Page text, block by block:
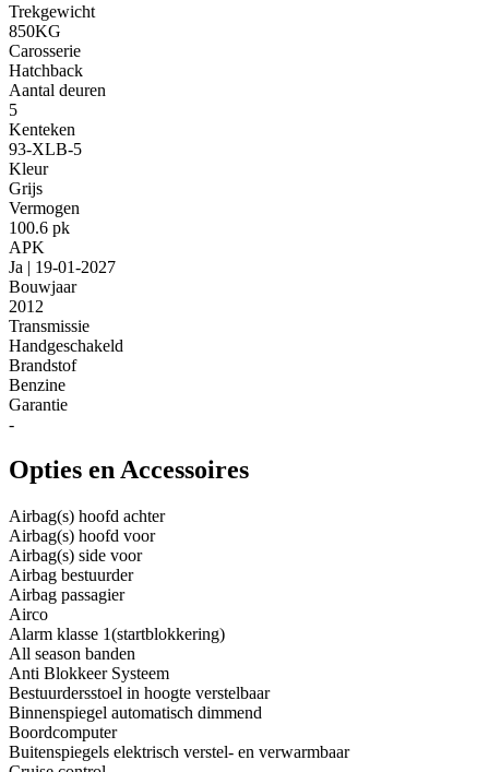
Trekgewicht
850KG
Carosserie
Hatchback
Aantal deuren
5
Kenteken
93-XLB-5
Kleur
Grijs
Vermogen
100.6 pk
APK
Ja | 19-01-2027
Bouwjaar
2012
Transmissie
Handgeschakeld
Brandstof
Benzine
Garantie
-
Opties en Accessoires
Airbag(s) hoofd achter
Airbag(s) hoofd voor
Airbag(s) side voor
Airbag bestuurder
Airbag passagier
Airco
Alarm klasse 1(startblokkering)
All season banden
Anti Blokkeer Systeem
Bestuurdersstoel in hoogte verstelbaar
Binnenspiegel automatisch dimmend
Boordcomputer
Buitenspiegels elektrisch verstel- en verwarmbaar